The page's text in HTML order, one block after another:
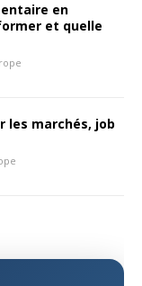
en
et quelle
les marchés, job